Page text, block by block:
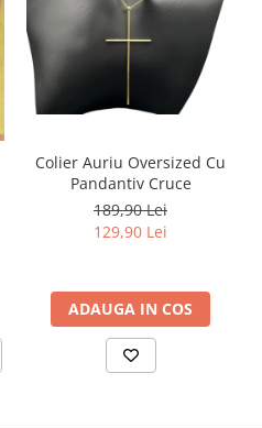
Colier Auriu Oversized Cu
Pandantiv Cruce
189,90 Lei
129,90 Lei
ADAUGA IN COS